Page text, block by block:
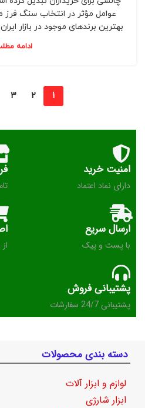
عوامل مؤثر در انتخاب سنگ فرز
بهترین برندهای موجود در بازار
ادامه
1
2
3
امنیت خرید
دارای نماد اعتماد
ارسال سریع
با پست و پیک
پشتیبانی فروش
پشتیبانی 24/7 سفارشات
دسته بندی محصولات
لوازم و ابزار آلات
ابزار شارژی